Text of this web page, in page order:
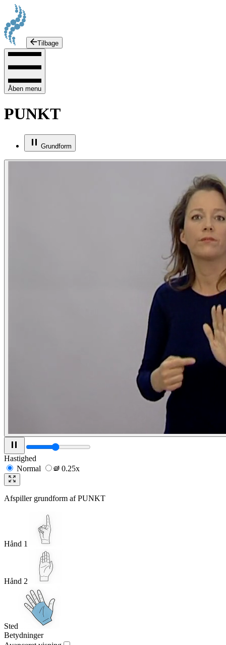
Tilbage
Åben menu
PUNKT
Grundform
Hastighed
Normal
0.25x
Afspiller grundform afPUNKT
Hånd 1
Hånd 2
Sted
Betydninger